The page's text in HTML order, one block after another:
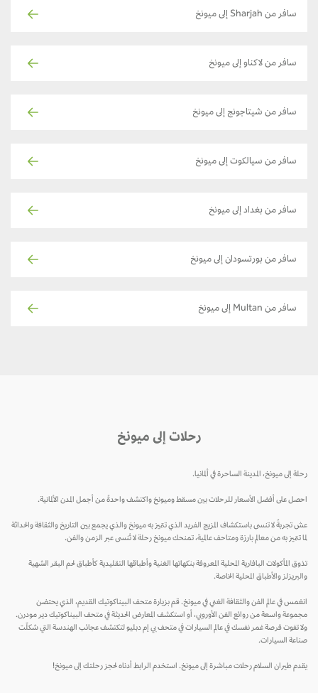
سافر من Sharjah إلى ميونخ
سافر من لاكناو إلى ميونخ
سافر من شيتاجونج إلى ميونخ
سافر من سيالكوت إلى ميونخ
سافر من بغداد إلى ميونخ
سافر من بورتسودان إلى ميونخ
سافر من Multan إلى ميونخ
رحلات إلى ميونخ
رحلة إلى ميونخ، المدينة الساحرة في ألمانيا.
احصل على أفضل الأسعار للرحلات بين مسقط وميونخ واكتشف واحدةً من أجمل المدن الألمانية.
عش تجربةً لا تنسى باستكشاف المزيج الفريد الذي تتميز به ميونخ والذي يجمع بين التاريخ والثقافة والحداثة
لما تتميز به من معالم بارزة ومتاحف عالمية، تمنحك ميونخ رحلة لا تُنسى عبر الزمن والفن.
تذوق المأكولات البافارية المحلية المعروفة بنكهاتها الغنية وأطباقها التقليدية كأطباق لحم البقر الشهية
والبريزلز والأطباق المحلية الخاصة.
انغمس في عالم الفن والثقافة الغني في ميونخ. قم بزيارة متحف البيناكوتيك القديم، الذي يحتضن
مجموعة واسعة من روائع الفن الأوروبي، أو استكشف المعارض الحديثة في متحف البيناكوتيك دير مودرن.
ولا تفوت فرصة غمر نفسك في عالم السيارات في متحف بي إم دبليو لتكتشف عجائب الهندسة التي شكلّت
صناعة السيارات.
يقدم طيران السلام رحلات مباشرة إلى ميونخ. استخدم الرابط أدناه لحجز رحلتك إلى ميونخ!